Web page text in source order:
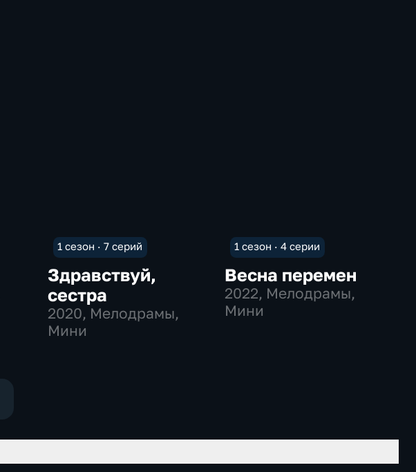
1 сезон · 7 серий
Здравствуй,
сестра
2020, Мелодрамы,
Мини
1 сезон · 4 серии
Весна перемен
2022, Мелодрамы,
Мини